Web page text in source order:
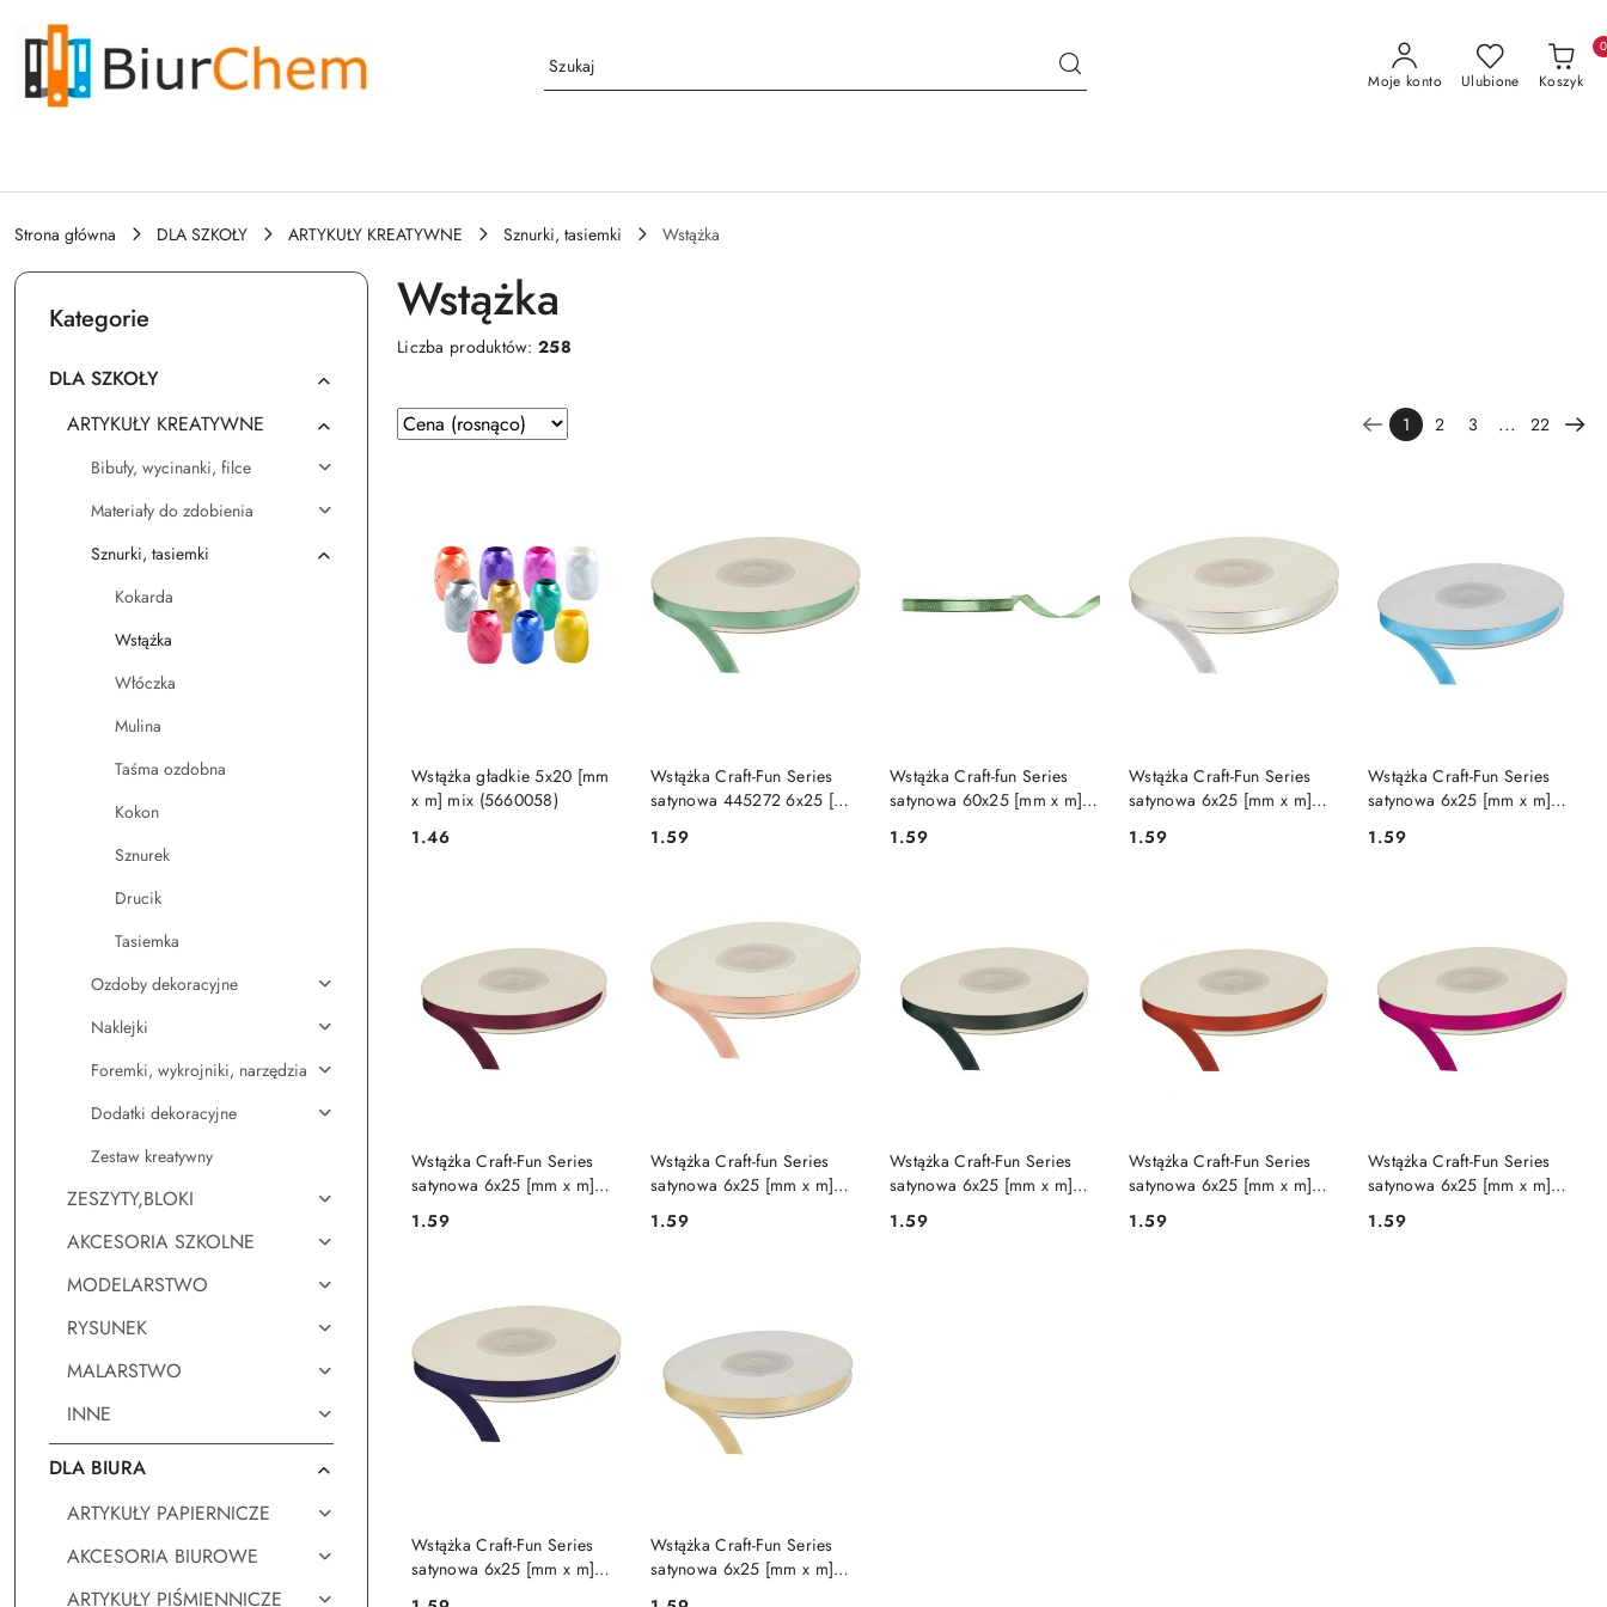
Przejdź do treści głównej
Przejdź do wyszukiwarki
Przejdź do moje konto
Przejdź do menu głównego
Przejdź do stopki
Moje konto Ulubione Koszyk
0
Strona główna DLA SZKOŁY ARTYKUŁY KREATYWNE Sznurki, tasiemki Wstążka
Kategorie
DLA SZKOŁY
ARTYKUŁY KREATYWNE
Bibuły, wycinanki, filce
Materiały do zdobienia
Sznurki, tasiemki
Kokarda
Wstążka
Włóczka
Mulina
Taśma ozdobna
Kokon
Sznurek
Drucik
Tasiemka
Ozdoby dekoracyjne
Naklejki
Foremki, wykrojniki, narzędzia
Dodatki dekoracyjne
Zestaw kreatywny
ZESZYTY,BLOKI
AKCESORIA SZKOLNE
MODELARSTWO
RYSUNEK
MALARSTWO
INNE
DLA BIURA
ARTYKUŁY PAPIERNICZE
AKCESORIA BIUROWE
ARTYKUŁY PIŚMIENNICZE
Wstążka
Liczba produktów:258
Zastosowano
sortowanie:
Sortuj
według
1 2 3 ... 22
Wstążka gładkie 5x20 [mm
x m] mix (5660058)
Cena:
1.46
DO KOSZYKA
Wstążka Craft-Fun Series
satynowa 445272 6x25 [mm
(6/25/103)
Cena:
1.59
DO KOSZYKA
Wstążka Craft-fun Series
satynowa 60x25 [mm x m]
Cena:
1.59
DO KOSZYKA
Wstążka Craft-Fun Series
satynowa 6x25 [mm x m]
Cena:
1.59
DO KOSZYKA
Wstążka Craft-Fun Series
satynowa 6x25 [mm x m]
Cena:
1.59
DO KOSZYKA
Wstążka Craft-Fun Series
satynowa 6x25 [mm x m]
Cena:
1.59
DO KOSZYKA
Wstążka Craft-fun Series
satynowa 6x25 [mm x m]
(6/25/75J)
Cena:
1.59
DO KOSZYKA
Wstążka Craft-Fun Series
satynowa 6x25 [mm x m]
Cena:
1.59
DO KOSZYKA
Wstążka Craft-Fun Series
satynowa 6x25 [mm x m]
Cena:
1.59
DO KOSZYKA
Wstążka Craft-Fun Series
satynowa 6x25 [mm x m]
Cena:
1.59
DO KOSZYKA
Wstążka Craft-Fun Series
satynowa 6x25 [mm x m]
DO KOSZYKA
Wstążka Craft-Fun Series
satynowa 6x25 [mm x m]
DO KOSZYKA